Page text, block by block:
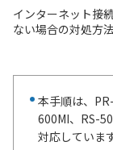
よくある
各種ダウ
インターネット接
ない場合の対処方
本手順は、
600MI、RS-
対応しています